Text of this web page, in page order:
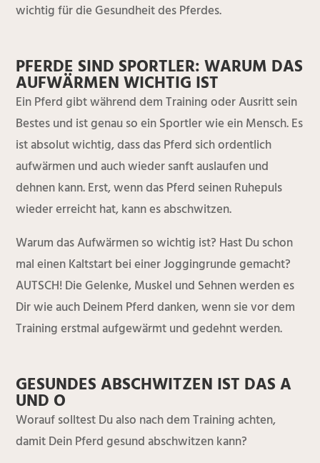
wichtig für die Gesundheit des Pferdes.
PFERDE SIND SPORTLER: WARUM DAS
AUFWÄRMEN WICHTIG IST
Ein Pferd gibt während dem Training oder Ausritt sein
Bestes und ist genau so ein Sportler wie ein Mensch. Es
ist absolut wichtig, dass das Pferd sich ordentlich
aufwärmen und auch wieder sanft auslaufen und
dehnen kann. Erst, wenn das Pferd seinen Ruhepuls
wieder erreicht hat, kann es abschwitzen.
Warum das Aufwärmen so wichtig ist? Hast Du schon
mal einen Kaltstart bei einer Joggingrunde gemacht?
AUTSCH! Die Gelenke, Muskel und Sehnen werden es
Dir wie auch Deinem Pferd danken, wenn sie vor dem
Training erstmal aufgewärmt und gedehnt werden.
GESUNDES ABSCHWITZEN IST DAS A
UND O
Worauf solltest Du also nach dem Training achten,
damit Dein Pferd gesund abschwitzen kann?